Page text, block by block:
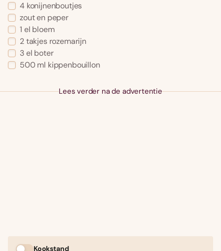
4 konijnenboutjes
zout en peper
1 el bloem
2 takjes rozemarijn
3 el boter
500 ml kippenbouillon
Lees verder na de advertentie
Kookstand